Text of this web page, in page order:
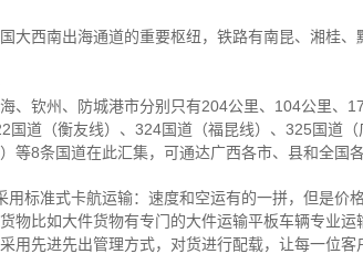
大西南出海通道的重要枢纽，铁路有南昆、湘桂
、钦州、防城港市分别只有204公里、104公里、
国道（衡友线）、324国道（福昆线）、325国
8条国道在此汇集，可通达广西各市、县和全国各
用标准式卡航运输：速度和空运有的一拼，但是价
物比如大件货物有专门的大件运输平板车辆专业
用先进先出管理方式，对货进行配载，让每一位